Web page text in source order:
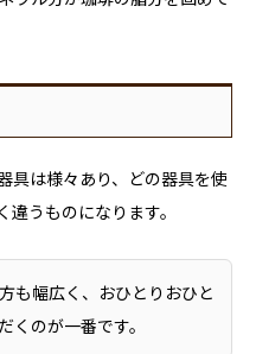
具は様々あり、どの器具を使
うものになります。
も幅広く、おひとりおひと
くのが一番です。